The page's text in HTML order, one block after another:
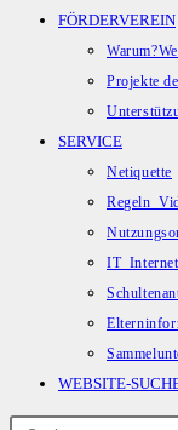
FÖRDERVEREIN
Projekte
SERVICE
Netiquette
WEBSITE-